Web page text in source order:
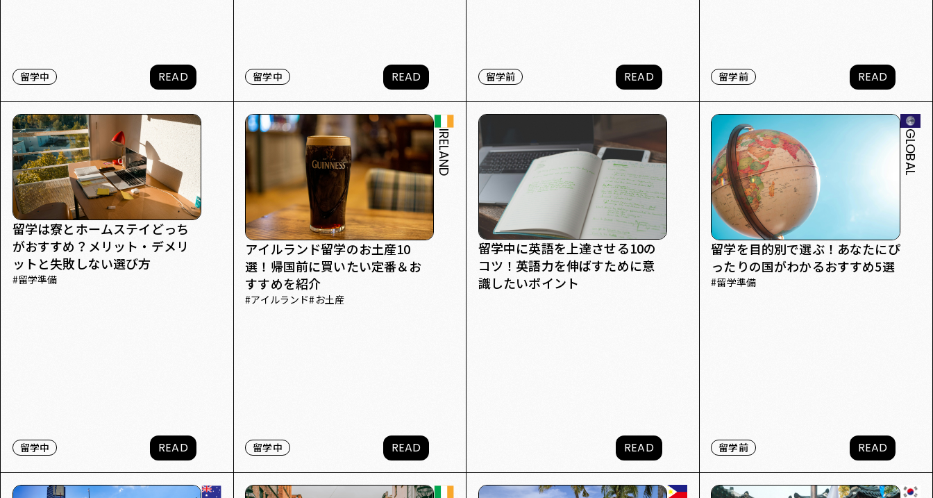
留学中 READ 留学中 READ 留学前 READ 留学前 READ
留学は寮とホームステイどっち
がおすすめ？メリット・デメリ
ットと失敗しない選び方
#留学準備
留学中 READ
アイルランド留学のお土産10
選！帰国前に買いたい定番＆お
すすめを紹介
#アイルランド#お土産
IRELAND
留学中 READ
留学中に英語を上達させる10の
コツ！英語力を伸ばすために意
識したいポイント
READ
留学を目的別で選ぶ！あなたにぴ
ったりの国がわかるおすすめ5選
#留学準備
GLOBAL
留学前 READ